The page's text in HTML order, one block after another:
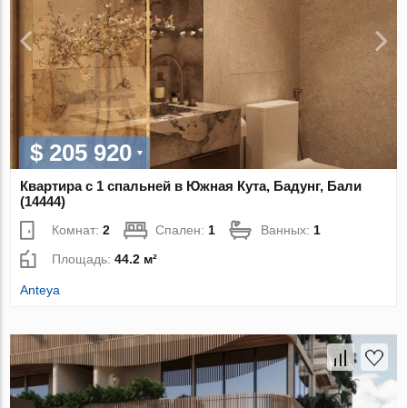
$ 205 920
Квартира с 1 спальней в Южная Кута, Бадунг, Бали
(14444)
Комнат:2 Спален: 1 Ванных: 1
Площадь:44.2 м²
Anteya